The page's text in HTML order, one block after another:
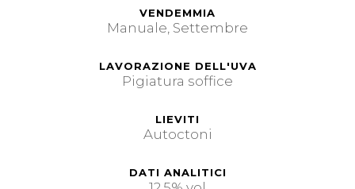
VENDEMMIA
Manuale, Settembre
LAVORAZIONE DELL'UVA
Pigiatura soffice
LIEVITI
Autoctoni
DATI ANALITICI